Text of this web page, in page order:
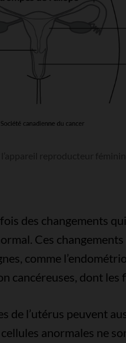
des changements
Ces
comme
cancéreuses, dont les
de l’utérus peuvent
anormales ne